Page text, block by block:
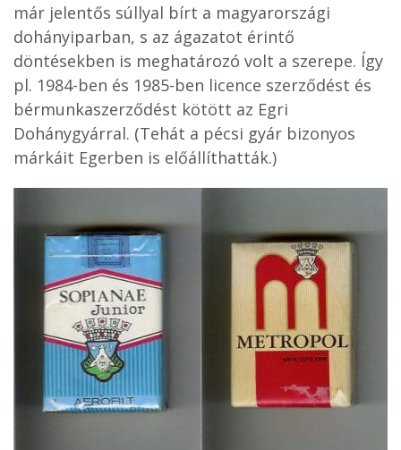
már jelentős súllyal bírt a magyarországi
dohányiparban, s az ágazatot érintő
döntésekben is meghatározó volt a szerepe. Így
pl. 1984-ben és 1985-ben licence szerződést és
bérmunkaszerződést kötött az Egri
Dohánygyárral. (Tehát a pécsi gyár bizonyos
márkáit Egerben is előállíthatták.)